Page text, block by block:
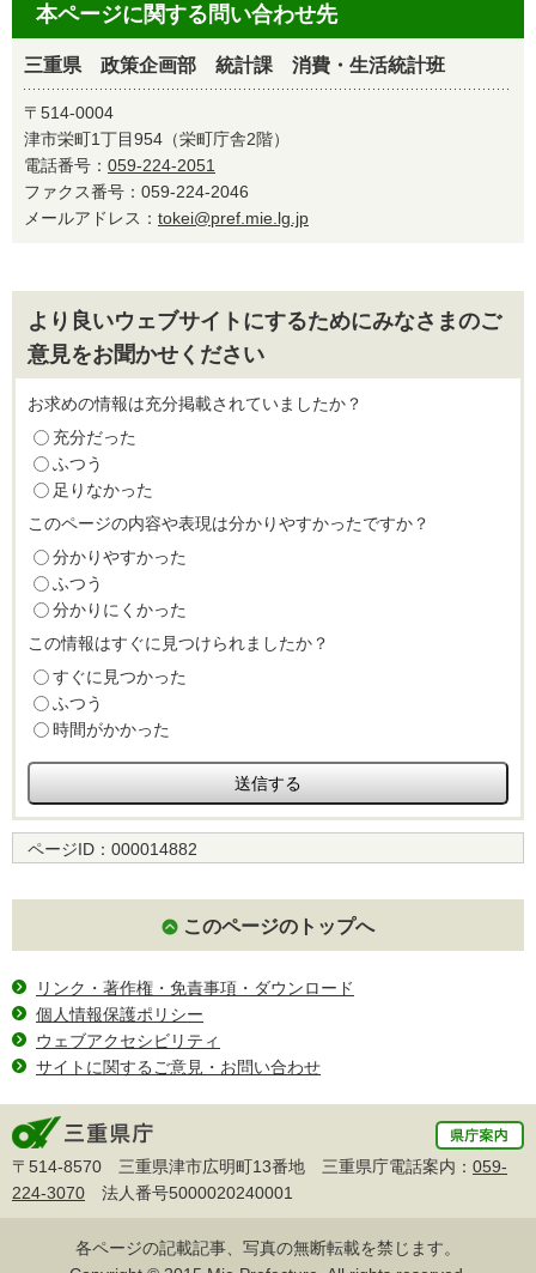
本ページに関する問い合わせ先
三重県 政策企画部 統計課 消費・生活統計班
〒514-0004
津市栄町1丁目954（栄町庁舎2階）
電話番号： 059-224-2051
ファクス番号：059-224-2046
メールアドレス： tokei@pref.mie.lg.jp
より良いウェブサイトにするためにみなさまのご
意見をお聞かせください
お求めの情報は充分掲載されていましたか？
充分だった
ふつう
足りなかった
このページの内容や表現は分かりやすかったですか？
分かりやすかった
ふつう
分かりにくかった
この情報はすぐに見つけられましたか？
すぐに見つかった
ふつう
時間がかかった
ページID： 000014882
このページのトップへ
リンク・著作権・免責事項・ダウンロード
個人情報保護ポリシー
ウェブアクセシビリティ
サイトに関するご意見・お問い合わせ
〒514-8570 三重県津市広明町13番地 三重県庁電話案内： 059-
224-3070 法人番号5000020240001
各ページの記載記事、写真の無断転載を禁じます。